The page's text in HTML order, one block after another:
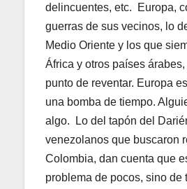
delincuentes, etc. Europa,
guerras de sus vecinos, lo
Medio Oriente y los que
África y otros países
punto de reventar. Europa
una bomba de tiempo.
algo. Lo del tapón del
venezolanos que buscaron
Colombia, dan cuenta que
problema de pocos, sino de